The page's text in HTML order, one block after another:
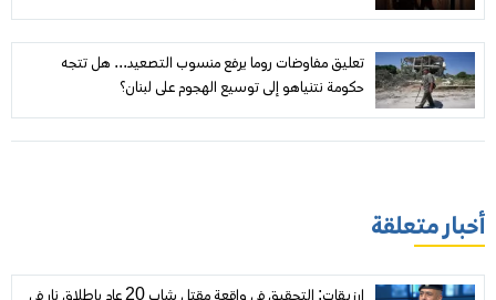
تعليق مفاوضات روما يرفع منسوب التصعيد... هل تتجه
حكومة نتنياهو إلى توسيع الهجوم على لبنان؟
أخبار متعلقة